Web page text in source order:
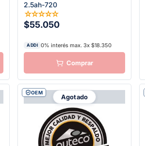
2.5ah-720
☆☆☆☆☆
$55.050
ADDI 0% interés max. 3x $18.350
Agotado
OEM